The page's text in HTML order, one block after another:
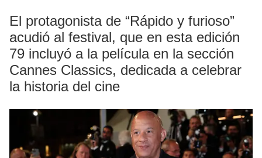
El protagonista de “Rápido y furioso”
acudió al festival, que en esta edición
79 incluyó a la película en la sección
Cannes Classics, dedicada a celebrar
la historia del cine